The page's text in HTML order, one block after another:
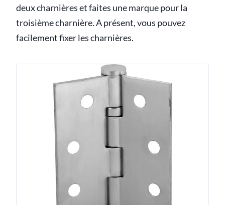
deux charnières et faites une marque pour la
troisième charnière. A présent, vous pouvez
facilement fixer les charnières.